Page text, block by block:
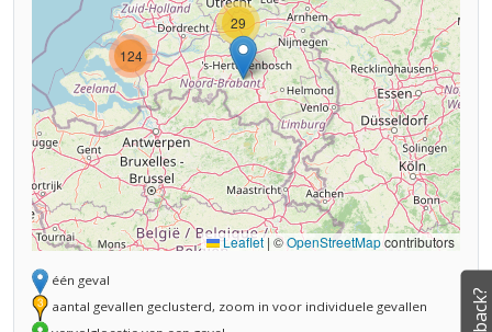
29
124
Leaflet | ©OpenStreetMapcontributors
één geval
aantal gevallen geclusterd, zoom in voor individuele gevallen